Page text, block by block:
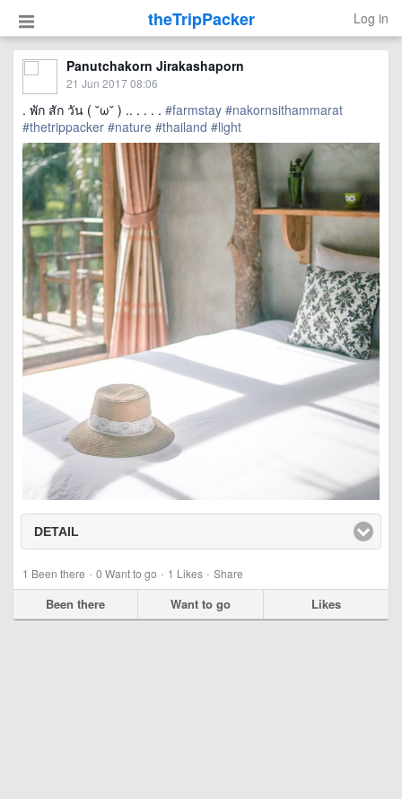
theTripPacker Log in
Panutchakorn Jirakashaporn
21 Jun 2017 08:06
. พัก สัก วัน ( ˘ω˘ ) .. . . . . #farmstay #nakornsithammarat
#thetrippacker #nature #thailand #light
DETAIL
1 Been there · 0 Want to go · 1 Likes · Share
Been there Want to go Likes